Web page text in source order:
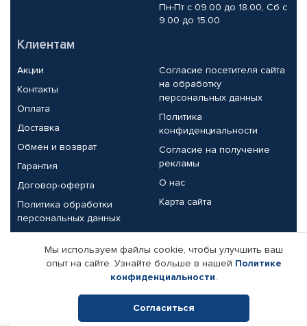
Пн-Пт с 09.00 до 18.00, Сб с
9.00 до 15.00
Клиентам
Акции
Контакты
Оплата
Доставка
Обмен и возврат
Гарантия
Договор-оферта
Политика обработки
персональных данных
Согласие посетителя сайта
на обработку
персональных данных
Политика
конфиденциальности
Согласие на получение
рекламы
О нас
Карта сайта
Партнерам
Корпоративным клиентам
Поставщикам
Реквизиты компании
Мы используем файлы cookie, чтобы улучшить ваш
опыт на сайте. Узнайте больше в нашей Политике
конфиденциальности.
Согласиться